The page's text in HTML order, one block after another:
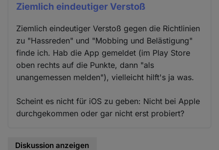
Ziemlich eindeutiger Verstoß
Ziemlich eindeutiger Verstoß gegen die Richtlinien
zu "Hassreden" und "Mobbing und Belästigung"
finde ich. Hab die App gemeldet (im Play Store
oben rechts auf die Punkte, dann "als
unangemessen melden"), vielleicht hilft's ja was.
Scheint es nicht für iOS zu geben: Nicht bei Apple
durchgekommen oder gar nicht erst probiert?
Diskussion anzeigen